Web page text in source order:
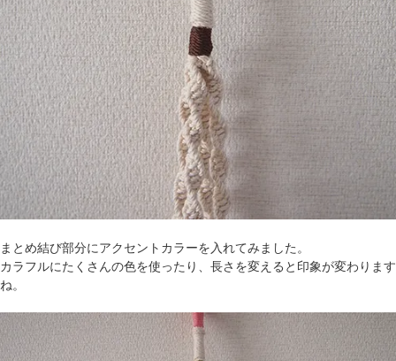
まとめ結び部分にアクセントカラーを入れてみました。
カラフルにたくさんの色を使ったり、長さを変えると印象が変わります
ね。